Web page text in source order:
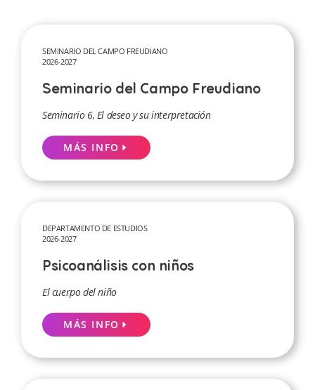
SEMINARIO DEL CAMPO FREUDIANO
2026-2027
Seminario del Campo Freudiano
Seminario 6, El deseo y su interpretación
MÁS INFO
DEPARTAMENTO DE ESTUDIOS
2026-2027
Psicoanálisis con niños
El cuerpo del niño
MÁS INFO